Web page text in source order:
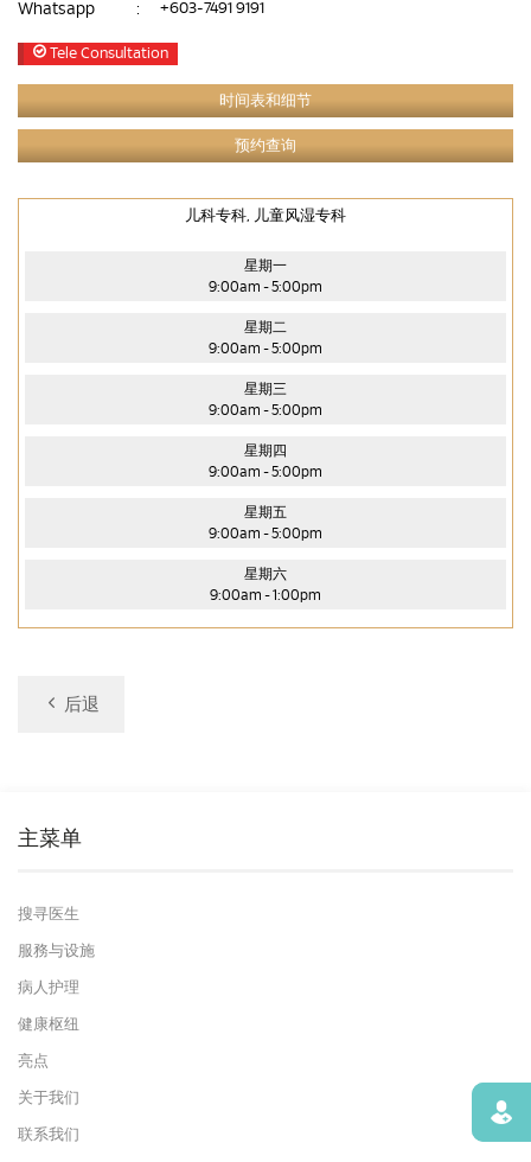
Whatsapp : +603-7491 9191
Tele Consultation
时间表和细节
预约查询
儿科专科, 儿童风湿专科
星期一
9:00am - 5:00pm
星期二
9:00am - 5:00pm
星期三
9:00am - 5:00pm
星期四
9:00am - 5:00pm
星期五
9:00am - 5:00pm
星期六
9:00am - 1:00pm
后退
主菜单
搜寻医生
服務与设施
病人护理
健康枢纽
亮点
关于我们
联系我们
寻找